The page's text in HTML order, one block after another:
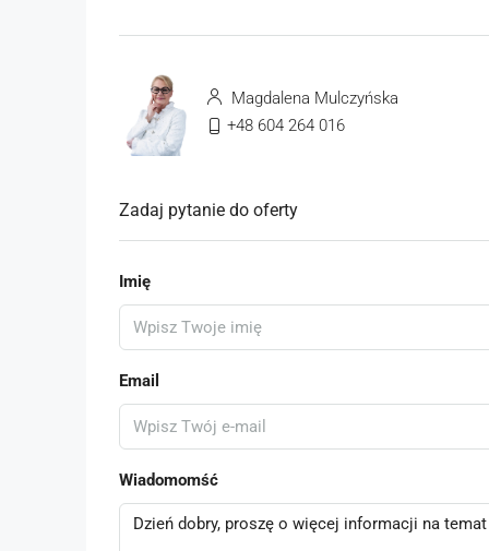
Magdalena Mulczyńska
+48 604 264 016
Zadaj pytanie do oferty
Imię
Email
Wiadomomść